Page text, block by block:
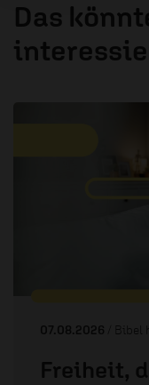
Das
07.08.2026 / Bibel
Freiheit,